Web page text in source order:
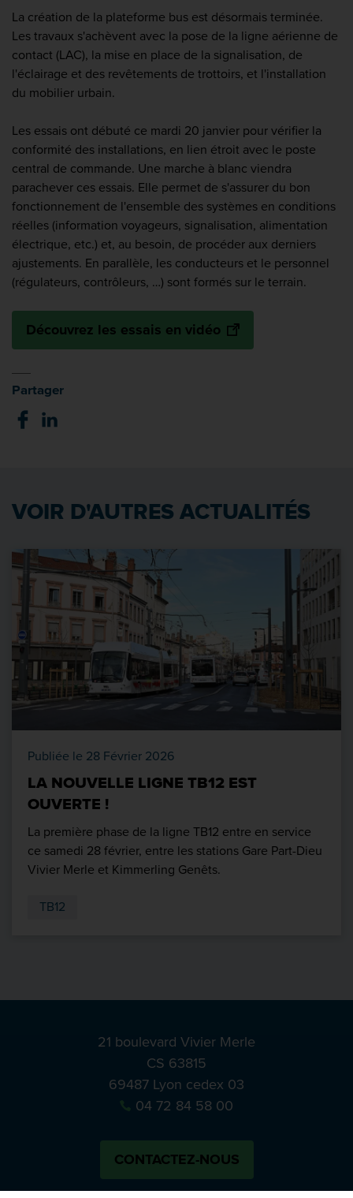
La création de la plateforme bus est désormais terminée.
Les travaux s'achèvent avec la pose de la ligne aérienne de
contact (LAC), la mise en place de la signalisation, de
l'éclairage et des revêtements de trottoirs, et l'installation
du mobilier urbain.
Les essais ont débuté ce mardi 20 janvier pour vérifier la
conformité des installations, en lien étroit avec le poste
central de commande. Une marche à blanc viendra
parachever ces essais. Elle permet de s'assurer du bon
fonctionnement de l'ensemble des systèmes en conditions
réelles (information voyageurs, signalisation, alimentation
électrique, etc.) et, au besoin, de procéder aux derniers
ajustements. En parallèle, les conducteurs et le personnel
(régulateurs, contrôleurs, …) sont formés sur le terrain.
Découvrez les essais en vidéo
Partager
VOIR D'AUTRES ACTUALITÉS
Publiée le 28 Février 2026
LA NOUVELLE LIGNE TB12 EST
OUVERTE !
La première phase de la ligne TB12 entre en service
ce samedi 28 février, entre les stations Gare Part-Dieu
Vivier Merle et Kimmerling Genêts.
TB12
21 boulevard Vivier Merle
CS 63815
69487 Lyon cedex 03
04 72 84 58 00
CONTACTEZ-NOUS